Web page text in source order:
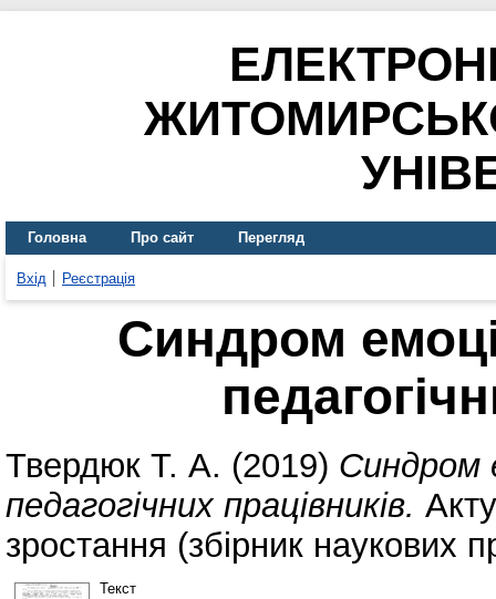
Головна Про сайт Перегляд
Вхід Реєстрація
Синдром
Твердюк Т. А. (2019) Синдром
педагогічних працівників.
зростання (збірник наукових
Текст